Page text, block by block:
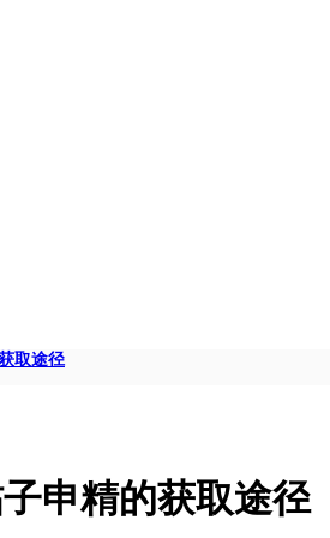
取途径
申精的获取途径